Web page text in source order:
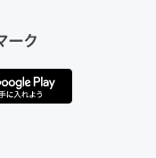
、Googleマップで
と僕。ITツール導入で